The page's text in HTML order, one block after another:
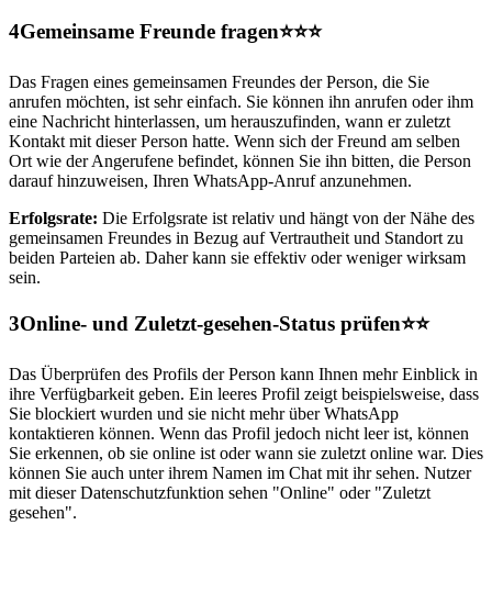
4Gemeinsame Freunde fragen⭐⭐⭐
Das Fragen eines gemeinsamen Freundes der Person, die Sie
anrufen möchten, ist sehr einfach. Sie können ihn anrufen oder ihm
eine Nachricht hinterlassen, um herauszufinden, wann er zuletzt
Kontakt mit dieser Person hatte. Wenn sich der Freund am selben
Ort wie der Angerufene befindet, können Sie ihn bitten, die Person
darauf hinzuweisen, Ihren WhatsApp-Anruf anzunehmen.
Erfolgsrate: Die Erfolgsrate ist relativ und hängt von der Nähe des
gemeinsamen Freundes in Bezug auf Vertrautheit und Standort zu
beiden Parteien ab. Daher kann sie effektiv oder weniger wirksam
sein.
3Online- und Zuletzt-gesehen-Status prüfen⭐⭐
Das Überprüfen des Profils der Person kann Ihnen mehr Einblick in
ihre Verfügbarkeit geben. Ein leeres Profil zeigt beispielsweise, dass
Sie blockiert wurden und sie nicht mehr über WhatsApp
kontaktieren können. Wenn das Profil jedoch nicht leer ist, können
Sie erkennen, ob sie online ist oder wann sie zuletzt online war. Dies
können Sie auch unter ihrem Namen im Chat mit ihr sehen. Nutzer
mit dieser Datenschutzfunktion sehen "Online" oder "Zuletzt
gesehen".